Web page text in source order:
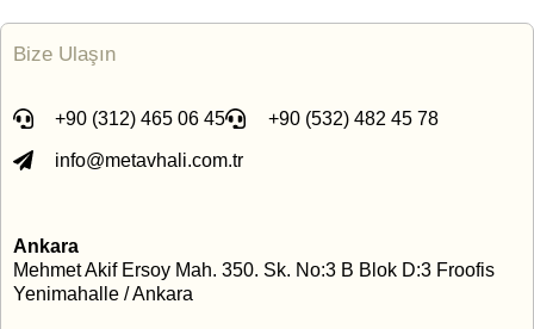
Bize Ulaşın
+90 (312) 465 06 45 +90 (532) 482 45 78
info@metavhali.com.tr
Ankara
Mehmet Akif Ersoy Mah. 350. Sk. No:3 B Blok D:3 Froofis
Yenimahalle / Ankara